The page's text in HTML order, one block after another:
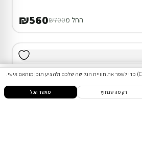
הזמנות הודעות התחבר
החל מ₪700
₪560
רק מה שנחוץ מאשר הכל